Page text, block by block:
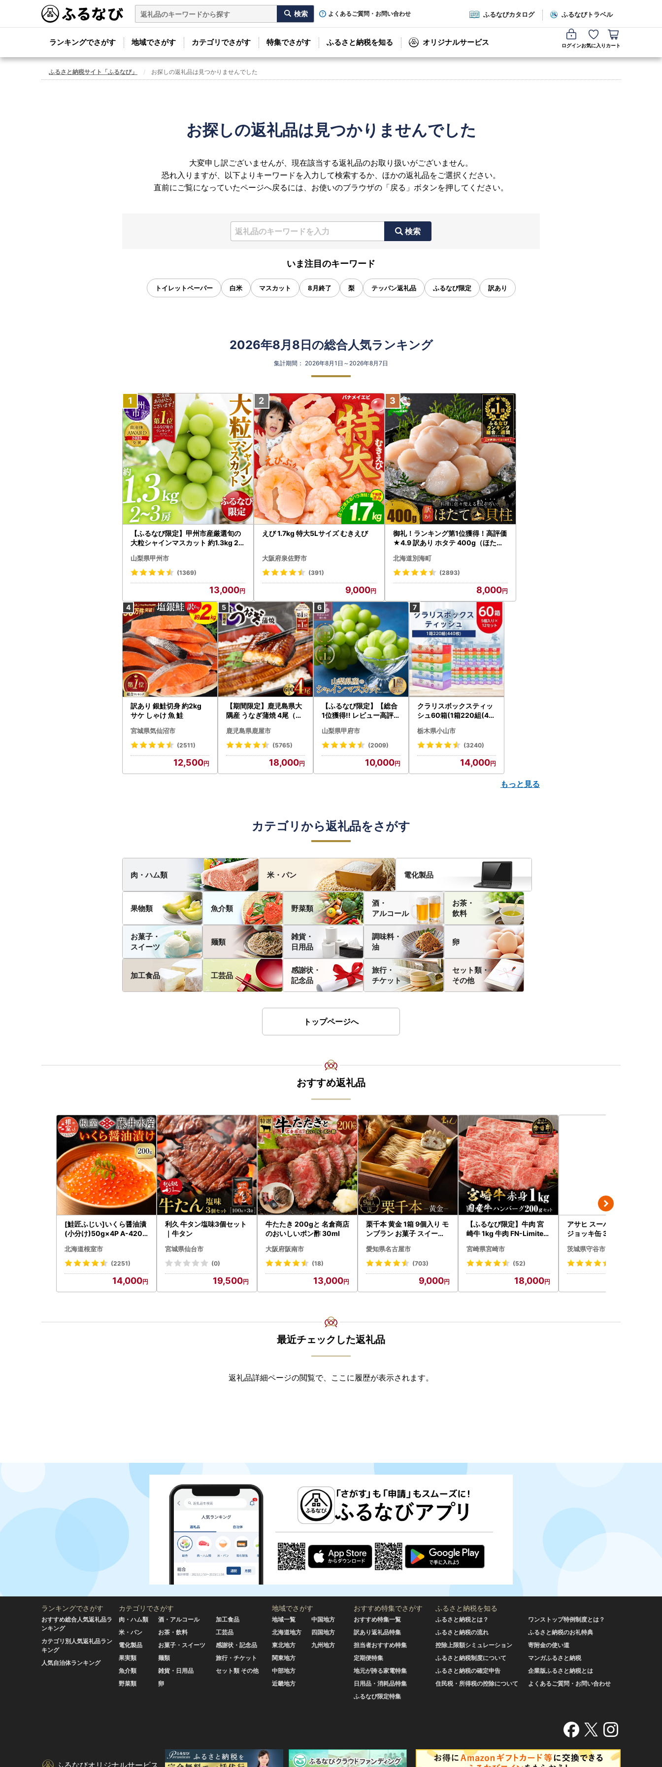
よくあるご質問・お問い合わせ ふるなびカタログ ふるなびトラベル
ランキングでさがす 地域でさがす カテゴリでさがす 特集でさがす ふるさと納税を知る オリジナルサービス ログインお気に入り カート
ふるさと納税サイト「ふるなび」 お探しの返礼品は見つかりませんでした
お探しの返礼品は見つかりませんでした
大変申し訳ございませんが、現在該当する返礼品のお取り扱いがございません。
恐れ入りますが、以下よりキーワードを入力して検索するか、ほかの返礼品をご選択ください。
直前にご覧になっていたページへ戻るには、お使いのブラウザの「戻る」ボタンを押してください。
検索
いま注目のキーワード
トイレットペーパー 白米 マスカット 8月終了 梨 テッパン返礼品 ふるなび限定 訳あり
2026年8月8日の総合人気ランキング
集計期間： 2026年8月1日～2026年8月7日
【ふるなび限定】甲州市産厳選旬の
大粒シャインマスカット 約1.3kg 2
472 FN-Limited-VO シャインマス
カット フルーツ
山梨県甲州市
(1369)
13,000
えび 1.7kg 特大5Lサイズ むきえび
大阪府泉佐野市
(391)
9,000
御礼！ランキング第1位獲得！高評価
★4.9 訳あり ホタテ 400g（ほたて
北海道別海町
(2893)
8,000
訳あり 銀鮭切身 約2kg
サケ しゃけ 魚 鮭
宮城県気仙沼市
(2511)
12,500
【期間限定】鹿児島県大
隅産 うなぎ蒲焼 4尾（60
cp18 うなぎ 鰻 魚 惣菜 総
菜
鹿児島県鹿屋市
(5765)
18,000
【ふるなび限定】【総合
1位獲得!! レビュー高評価
〉山梨県産 シャインマス
カット 2～3房（1.0kg以
N-Limited-SP
山梨県甲府市
(2009)
10,000
クラリスボックスティッ
シュ60箱(1箱220組(44
ト)【配送不可地域：離島
・沖縄県】【1256759】
栃木県小山市
(3240)
14,000
もっと見る
カテゴリから返礼品をさがす
肉・ハム類 米・パン 電化製品
果物類 魚介類 野菜類
酒・
アルコール
お茶・
飲料
お菓子・
スイーツ
麺類
雑貨・
日用品
調味料・
油
卵
加工食品 工芸品
感謝状・
記念品
旅行・
チケット
セット類・
その他
トップページへ
おすすめ返礼品
[鮭匠ふじい]いくら醤油漬
(小分け)50g×4P A-4209
北海道根室市
(2251)
14,000
利久 牛タン塩味3個セット
｜牛タン
宮城県仙台市
(0)
19,500
牛たたき 200gと 名倉商店
のおいしいポン酢 30ml
大阪府阪南市
(18)
13,000
栗千本 黄金 1箱 9個入り モ
ンブラン お菓子 スイーツ
愛知県名古屋市
(703)
9,000
【ふるなび限定】牛肉 宮
崎牛 1kg 牛肉 FN-Limited
宮崎県宮崎市
(52)
18,000
アサヒ スーパードライ 生
ジョッキ缶 340ml × 24本
ビール お酒 Asahi 守谷市
茨城県守谷市
最近チェックした返礼品
返礼品詳細ページの閲覧で、ここに履歴が表示されます。
ランキングでさがす
おすすめ総合人気返礼品ラ
ンキング
カテゴリ別人気返礼品ラン
キング
人気自治体ランキング
カテゴリでさがす
肉・ハム類
米・パン
電化製品
果実類
魚介類
野菜類
酒・アルコール
お茶・飲料
お菓子・スイーツ
麺類
雑貨・日用品
卵
加工食品
工芸品
感謝状・記念品
旅行・チケット
セット類 その他
地域でさがす
地域一覧
北海道地方
東北地方
関東地方
中部地方
近畿地方
中国地方
四国地方
九州地方
おすすめ特集でさがす
おすすめ特集一覧
訳あり返礼品特集
担当者おすすめ特集
定期便特集
地元が誇る家電特集
日用品・消耗品特集
ふるなび限定特集
ふるさと納税を知る
ふるさと納税とは？
ふるさと納税の流れ
控除上限額シミュレーション
ふるさと納税制度について
ふるさと納税の確定申告
住民税・所得税の控除について
ワンストップ特例制度とは？
ふるさと納税のお礼特典
寄附金の使い道
マンガふるさと納税
企業版ふるさと納税とは
よくあるご質問・お問い合わせ